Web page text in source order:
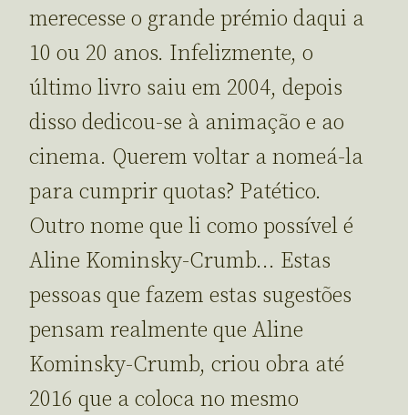
merecesse o grande prémio daqui a
10 ou 20 anos. Infelizmente, o
último livro saiu em 2004, depois
disso dedicou-se à animação e ao
cinema. Querem voltar a nomeá-la
para cumprir quotas? Patético.
Outro nome que li como possível é
Aline Kominsky-Crumb… Estas
pessoas que fazem estas sugestões
pensam realmente que Aline
Kominsky-Crumb, criou obra até
2016 que a coloca no mesmo